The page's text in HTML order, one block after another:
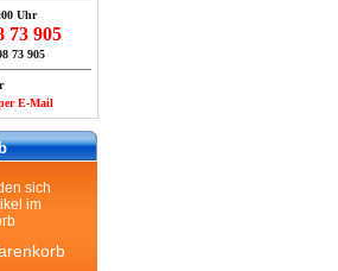
Uhr
73 905
73 905
E-Mail
sich
im